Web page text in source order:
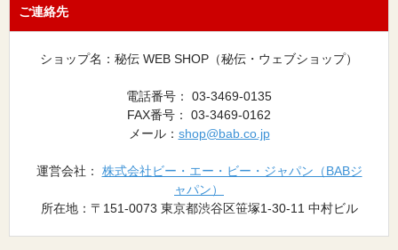
ご連絡先
ショップ名：秘伝 WEB SHOP（秘伝・ウェブショップ）
電話番号： 03-3469-0135
FAX番号： 03-3469-0162
メール： shop@bab.co.jp
運営会社： 株式会社ビー・エー・ビー・ジャパン（BABジ
ャパン）
所在地：〒151-0073 東京都渋谷区笹塚1-30-11 中村ビル